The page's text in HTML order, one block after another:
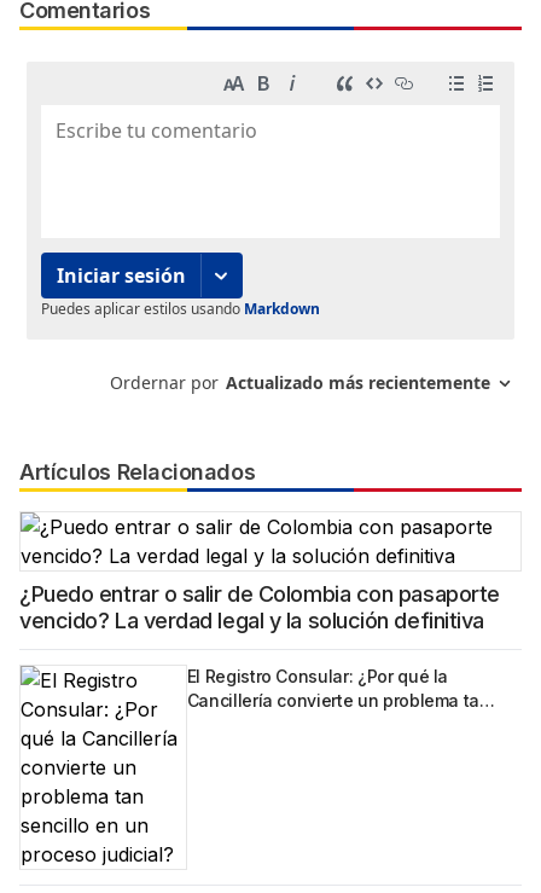
Comentarios
Artículos Relacionados
¿Puedo entrar o salir de Colombia con pasaporte
vencido? La verdad legal y la solución definitiva
El Registro Consular: ¿Por qué la
Cancillería convierte un problema ta…